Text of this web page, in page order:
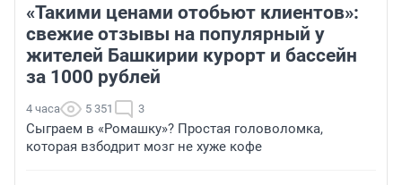
«Такими ценами отобьют клиентов»:
свежие отзывы на популярный у
жителей Башкирии курорт и бассейн
за 1000 рублей
4 часа 5 351 3
Сыграем в «Ромашку»? Простая головоломка,
которая взбодрит мозг не хуже кофе